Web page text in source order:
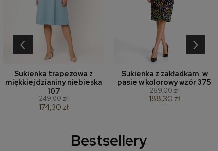
Sukienka trapezowa z
miękkiej dzianiny niebieska
107
249,00 zł
174,30 zł
Sukienka z zakładkami w
pasie w kolorowy wzór 375
269,00 zł
188,30 zł
‹ ›
Bestsellery